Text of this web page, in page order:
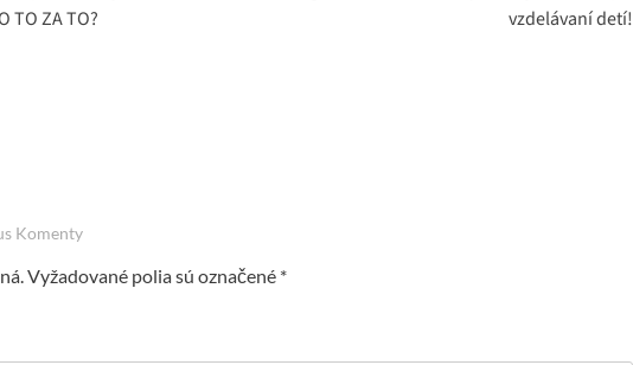
TO ZA TO?
vzdelávaní detí!
Komenty
Vyžadované polia sú označené *